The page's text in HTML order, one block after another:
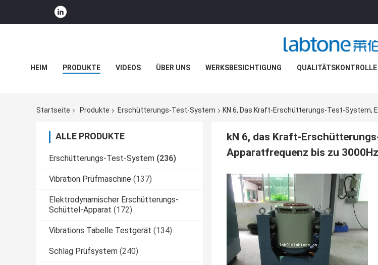
HEIM PRODUKTE VIDEOS ÜBER UNS WERKSBESICHTIGUNG QUALITÄTSKONTROLLE
Startseite Produkte Erschütterungs-Test-System KN 6, Das Kraft-Erschütterungs-Test-
ALLE PRODUKTE
Erschütterungs-Test-System (236)
Vibration Prüfmaschine (137)
Elektrodynamischer Erschütterungs-
Schüttel-Apparat (172)
Vibrations Tabelle Testgerät (134)
Schlag Prüfsystem (240)
kN 6, das Kraft-
Apparatfrequenz bis zu